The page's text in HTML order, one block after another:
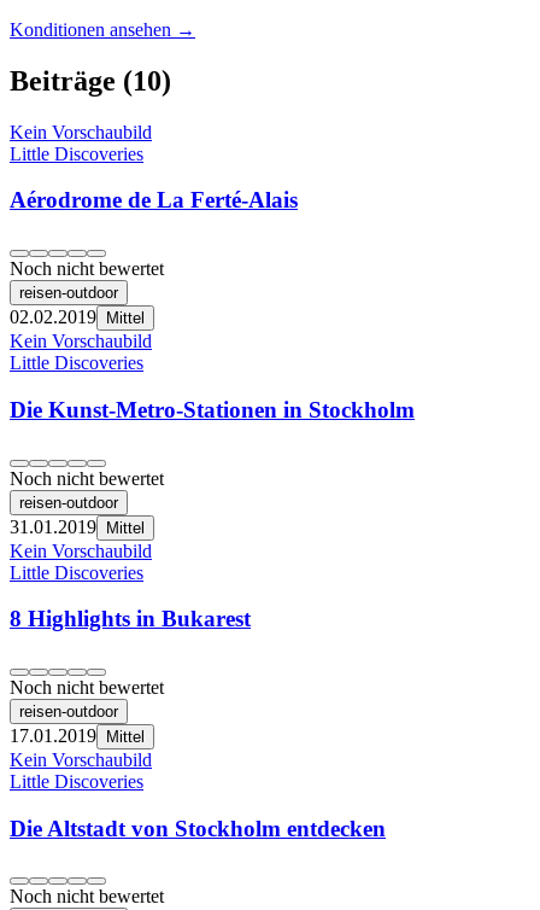
Konditionen ansehen →
Beiträge (10)
Kein Vorschaubild
Little Discoveries
Aérodrome de La Ferté-Alais
Noch nicht bewertet
reisen-outdoor
02.02.2019 Mittel
Kein Vorschaubild
Little Discoveries
Die Kunst-Metro-Stationen in Stockholm
Noch nicht bewertet
reisen-outdoor
31.01.2019 Mittel
Kein Vorschaubild
Little Discoveries
8 Highlights in Bukarest
Noch nicht bewertet
reisen-outdoor
17.01.2019 Mittel
Kein Vorschaubild
Little Discoveries
Die Altstadt von Stockholm entdecken
Noch nicht bewertet